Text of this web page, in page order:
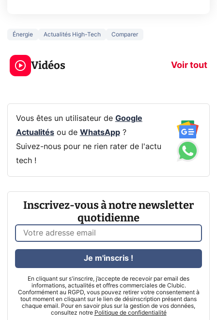
Énergie Actualités High-Tech Comparer
Vidéos Voir tout
3 écrans en 1 pour
319€ ? Voici L'AOC
CQ32G4ZA !
prochaine
Vous êtes un utilisateur de Google
Actualitésou de WhatsApp?
Suivez-nous pour ne rien rater de l'actu
tech !
Inscrivez-vous à notre newsletter
quotidienne
En cliquant sur s'inscrire, j’accepte de recevoir par email des
informations, actualités et offres commerciales de Clubic.
Conformément au RGPD, vous pouvez retirer votre consentement à
tout moment en cliquant sur le lien de désinscription présent dans
chaque email. Pour en savoir plus sur la gestion de vos données,
consultez notre Politique de confidentialité
Je m'inscris !